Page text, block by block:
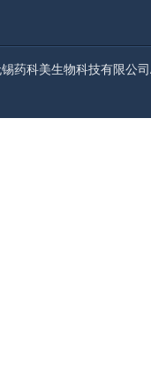
锡药科美生物科技有限